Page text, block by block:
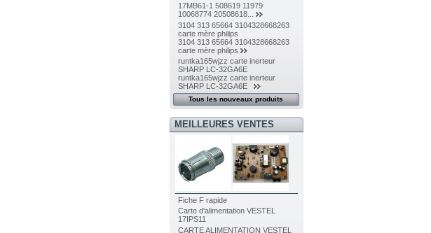
17MB61-1 508619 11979
10068774 20508618...
3104 313 65664 3104328668263
carte mère philips
3104 313 65664 3104328668263
carte mère philips
runtka165wjzz carte inerteur
SHARP LC-32GA6E
runtka165wjzz carte inerteur
SHARP LC-32GA6E
Tous les nouveaux produits
MEILLEURES VENTES
Fiche F rapide
Carte d'alimentation VESTEL
17IPS11
CARTE ALIMENTATION VESTEL